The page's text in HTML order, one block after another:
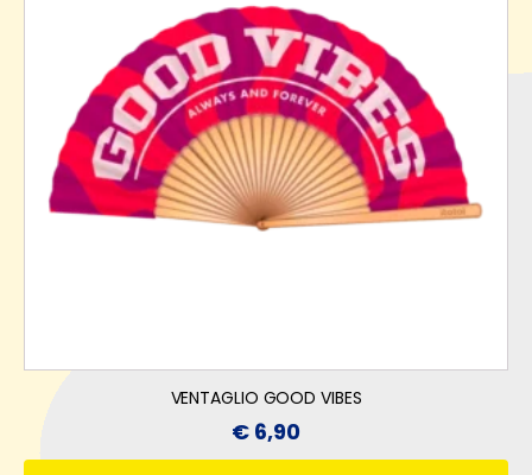
VENTAGLIO GOOD VIBES
€ 6,90